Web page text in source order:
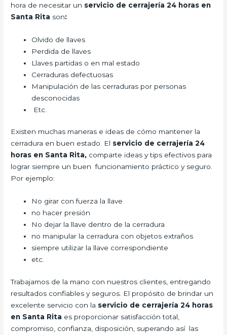
hora de necesitar un servicio de cerrajería 24 horas en
Santa Rita son:
Olvido de llaves
Perdida de llaves
Llaves partidas o en mal estado
Cerraduras defectuosas
Manipulación de las cerraduras por personas
desconocidas
Etc.
Existen muchas maneras e ideas de cómo mantener la
cerradura en buen estado. El servicio de cerrajería 24
horas en Santa Rita, comparte ideas y tips efectivos para
lograr siempre un buen funcionamiento práctico y seguro.
Por ejemplo:
No girar con fuerza la llave
no hacer presión
No dejar la llave dentro de la cerradura
no manipular la cerradura con objetos extraños
siempre utilizar la llave correspondiente
etc.
Trabajamos de la mano con nuestros clientes, entregando
resultados confiables y seguros. El propósito de brindar un
excelente servicio con la servicio de cerrajería 24 horas
en Santa Rita es proporcionar satisfacción total,
compromiso, confianza, disposición, superando así las